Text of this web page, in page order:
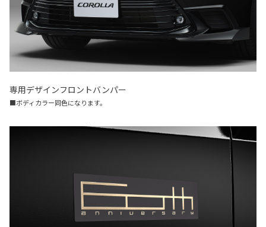
専用デザインフロントバンパー
■ボディカラー同色になります。